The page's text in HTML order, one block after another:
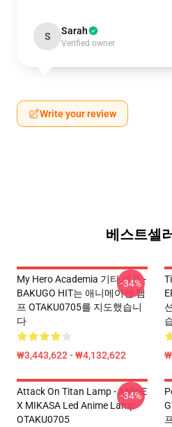
S Sarah
Verified owner
Write your review
베스트셀
My Hero Academia 기타 제품 -
BAKUGO HIT는 애니메이션 램
프 OTAKU0705를 지도했습니
다
₩3,443,622 - ₩4,132,622
-34%
Attack On Titan Lamp - ANNIE
X MIKASA Led Anime Lamp
OTAKU0705
-34%